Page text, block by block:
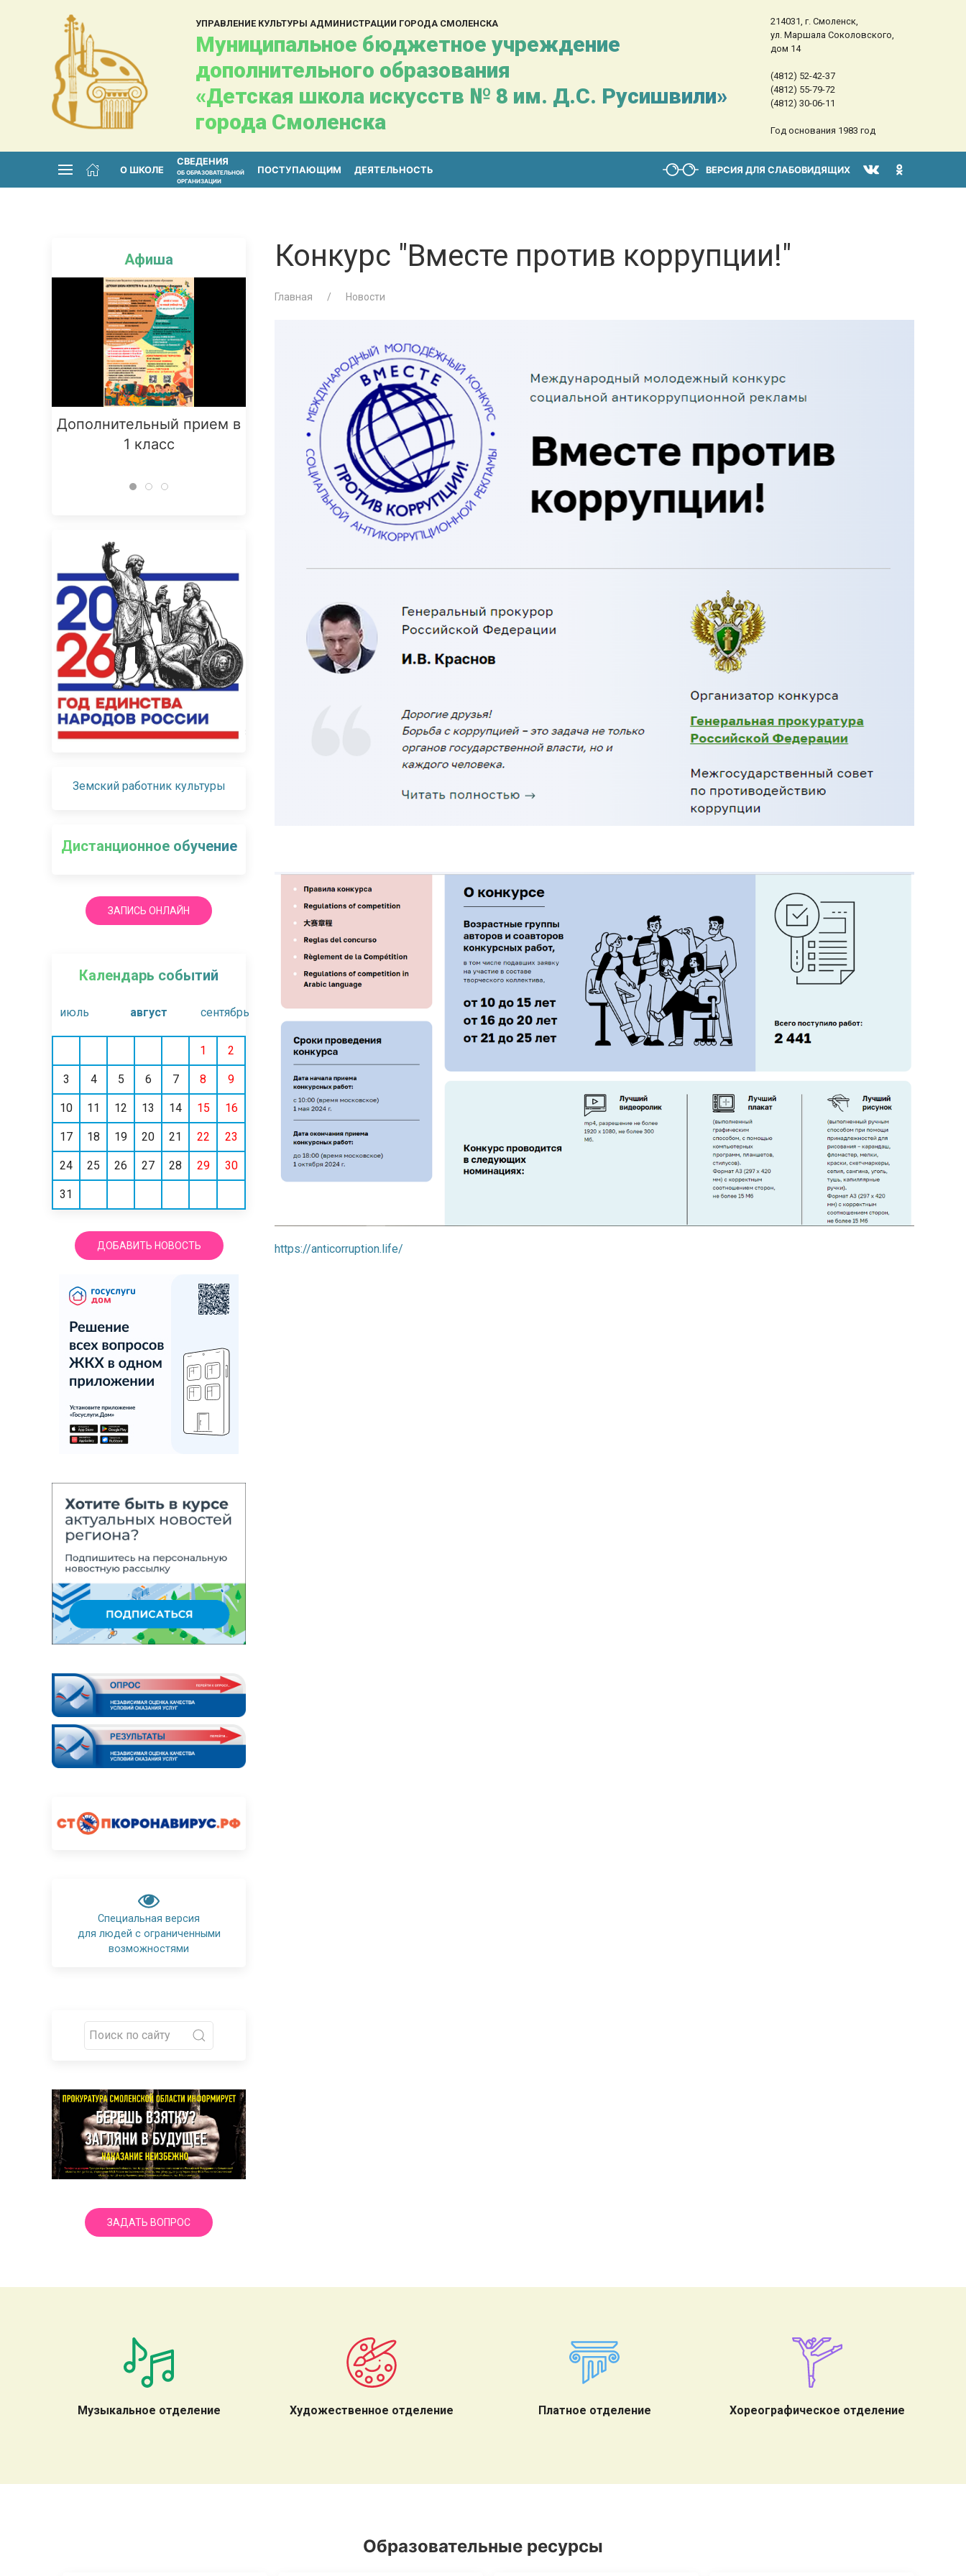
УПРАВЛЕНИЕ КУЛЬТУРЫ АДМИНИСТРАЦИИ ГОРОДА СМОЛЕНСКА
Муниципальное бюджетное учреждение
дополнительного образования
«Детская школа искусств № 8 им. Д.С. Русишвили»
города Смоленска
214031, г. Смоленск,
ул. Маршала Соколовского,
дом 14
(4812) 52-42-37
(4812) 55-79-72
(4812) 30-06-11
Год основания 1983 год
О ШКОЛЕ
СВЕДЕНИЯ
ОБ ОБРАЗОВАТЕЛЬНОЙ
ОРГАНИЗАЦИИ
ПОСТУПАЮЩИМ ДЕЯТЕЛЬНОСТЬ ВЕРСИЯ ДЛЯ СЛАБОВИДЯЩИХ
Афиша
Дополнительный прием в
1 класс
Занятия для детей 4-6 лет
творческая мастерская
Земский работник культуры
Дистанционное обучение
ЗАПИСЬ ОНЛАЙН
Календарь событий
июль август сентябрь
1 2
3 4 5 6 7 8 9
10 11 12 13 14 15 16
17 18 19 20 21 22 23
24 25 26 27 28 29 30
31
ДОБАВИТЬ НОВОСТЬ
Специальная версия
для людей с ограниченными
возможностями
ЗАДАТЬ ВОПРОС
Конкурс "Вместе против коррупции!"
Главная Новости
https://anticorruption.life/
Музыкальное отделение Художественное отделение Платное отделение Хореографическое отделение
Образовательные ресурсы